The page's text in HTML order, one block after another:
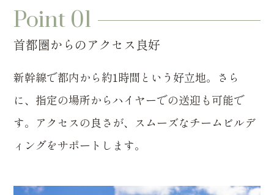
Point 01
首都圏からのアクセス良好
新幹線で都内から約1時間という好立地。さら
に、指定の場所からハイヤーでの送迎も可能で
す。アクセスの良さが、スムーズなチームビルデ
ィングをサポートします。